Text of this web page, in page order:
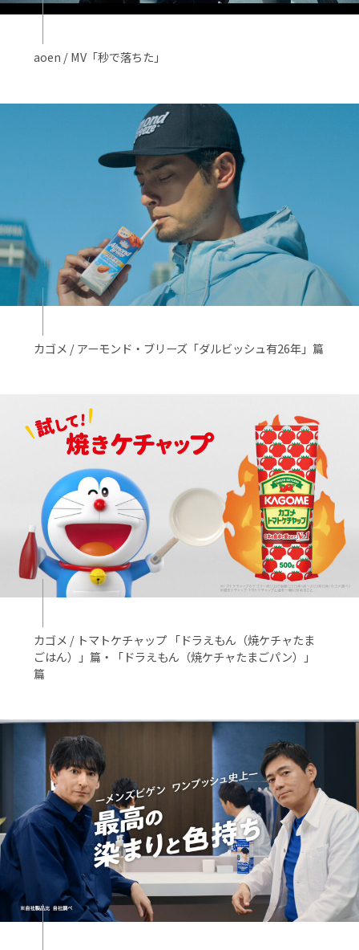
aoen / MV「秒で落ちた」
カゴメ / アーモンド・ブリーズ「ダルビッシュ有26年」篇
カゴメ / トマトケチャップ 「ドラえもん（焼ケチャたま
ごはん）」篇・「ドラえもん（焼ケチャたまごパン）」
篇